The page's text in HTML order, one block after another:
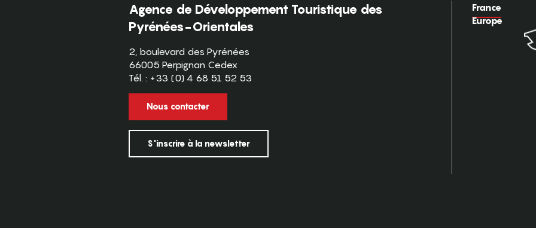
Agence de Développement Touristique des
Pyrénées-Orientales
2, boulevard des Pyrénées
66005 Perpignan Cedex
Tél. : +33 (0) 4 68 51 52 53
Nous contacter
S'inscrire à la newsletter
France
Europe